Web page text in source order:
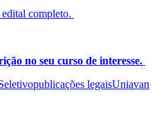
completo.
no seu curso de interesse.
publicações legaisUniavan